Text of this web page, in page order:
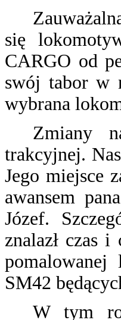
się
CARGO od
swój tabor w
wybrana
Zmiany
trakcyjnej.
Jego miejsce
awansem
Józef.
znalazł czas
SM42
W tym